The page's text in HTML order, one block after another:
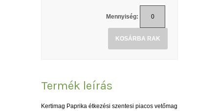
Mennyiség:
KOSÁRBA RAK
Termék leírás
Kertimag Paprika étkezési szentesi piacos vetőmag